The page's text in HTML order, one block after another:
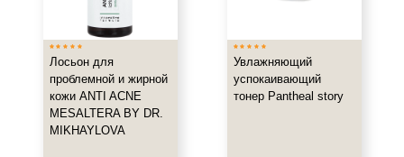
Лосьон для
проблемной и жирной
кожи ANTI ACNE
MESALTERA BY DR.
MIKHAYLOVA
Увлажняющий
успокаивающий
тонер Pantheal story